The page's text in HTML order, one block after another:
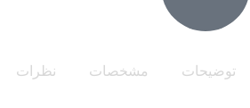
توضیحات مشخصات نظرات